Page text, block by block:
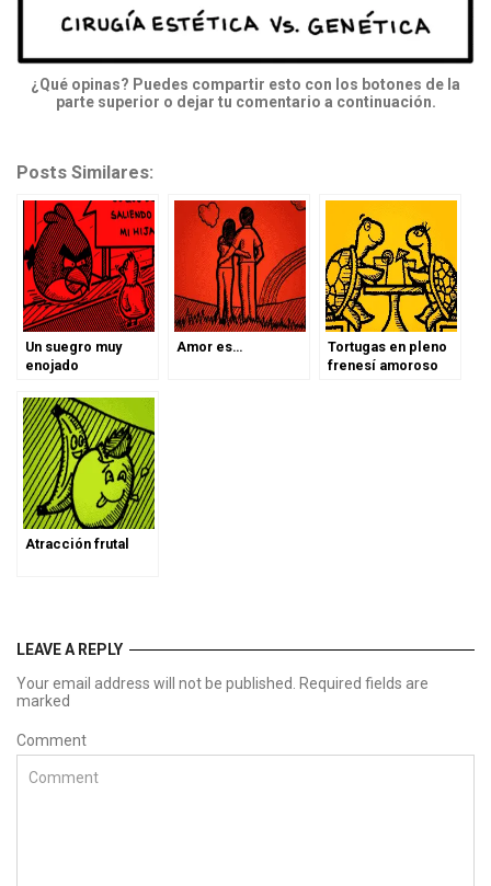
¿Qué opinas? Puedes compartir esto con los botones de la
parte superior o dejar tu comentario a continuación.
Posts Similares:
Un suegro muy
enojado
Amor es…
Tortugas en pleno
frenesí amoroso
Atracción frutal
LEAVE A REPLY
Your email address will not be published. Required fields are
marked
Comment